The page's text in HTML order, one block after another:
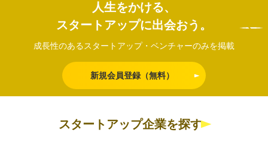
型の食品生産プラットフォームの構築を進
め、「おいしさ」「栄養価」「サステナビリ
ティ」を高いレベルで両立した新たな食品素
材の社…
人生をかける、
スタートアップに出会おう。
成長性のあるスタートアップ・ベンチャーのみを掲載
新規会員登録（無料）
スタートアップ企業を探す